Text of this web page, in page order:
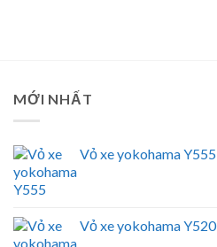
MỚI NHẤT
Vỏ xe yokohama Y555
Vỏ xe yokohama Y520